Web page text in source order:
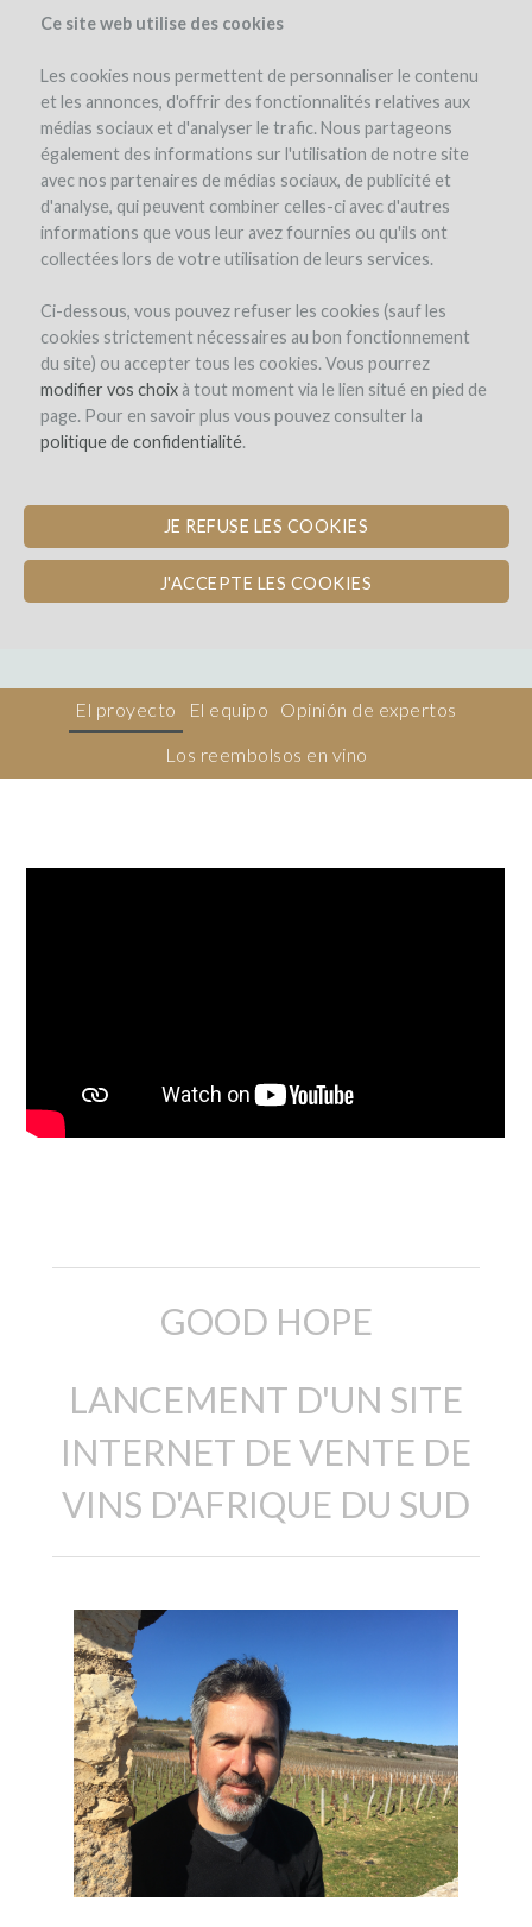
Ce site web utilise des cookies
Les cookies nous permettent de personnaliser le contenu
et les annonces, d'offrir des fonctionnalités relatives aux
médias sociaux et d'analyser le trafic. Nous partageons
également des informations sur l'utilisation de notre site
avec nos partenaires de médias sociaux, de publicité et
d'analyse, qui peuvent combiner celles-ci avec d'autres
informations que vous leur avez fournies ou qu'ils ont
collectées lors de votre utilisation de leurs services.
Ci-dessous, vous pouvez refuser les cookies (sauf les
cookies strictement nécessaires au bon fonctionnement
du site) ou accepter tous les cookies. Vous pourrez
modifier vos choixà tout moment via le lien situé en pied de
page. Pour en savoir plus vous pouvez consulter la
politique de confidentialité.
JE REFUSE LES COOKIES
J'ACCEPTE LES COOKIES
Good Hope
LAUNCHING AN ONLINE STORE FOR
SOUTH AFRICAN WINES
por Raffi Gabeyan (PARIS)
Afrique du Sud REEMBOLSO EN VINO
El proyecto El equipo
Opinión de expertos
Los reembolsos en vino
GOOD HOPE
LANCEMENT D'UN SITE
INTERNET DE VENTE DE
VINS D'AFRIQUE DU SUD